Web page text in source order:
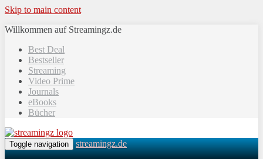
Skip to main content
Willkommen auf Streamingz.de
Best Deal
Bestseller
Streaming
Video Prime
Journals
eBooks
Bücher
Toggle navigation streamingz.de